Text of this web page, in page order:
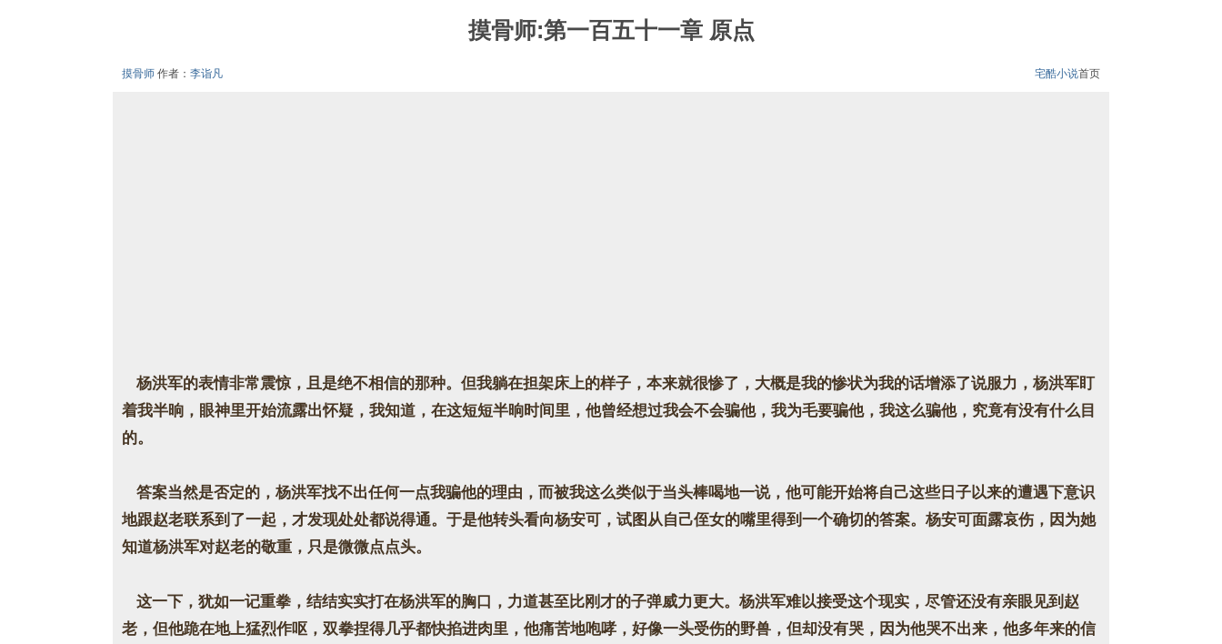
摸骨师:第一百五十一章 原点
宅酷小说首页
摸骨师 作者：李诣凡
杨洪军的表情非常震惊，且是绝不相信的那种。但我躺在担架床上的样子，本来就很惨了，大概是我的惨状为我的话增添了说服力，杨洪军盯
着我半晌，眼神里开始流露出怀疑，我知道，在这短短半晌时间里，他曾经想过我会不会骗他，我为毛要骗他，我这么骗他，究竟有没有什么目
的。
答案当然是否定的，杨洪军找不出任何一点我骗他的理由，而被我这么类似于当头棒喝地一说，他可能开始将自己这些日子以来的遭遇下意识
地跟赵老联系到了一起，才发现处处都说得通。于是他转头看向杨安可，试图从自己侄女的嘴里得到一个确切的答案。杨安可面露哀伤，因为她
知道杨洪军对赵老的敬重，只是微微点点头。
这一下，犹如一记重拳，结结实实打在杨洪军的胸口，力道甚至比刚才的子弹威力更大。杨洪军难以接受这个现实，尽管还没有亲眼见到赵
老，但他跪在地上猛烈作呕，双拳捏得几乎都快掐进肉里，他痛苦地咆哮，好像一头受伤的野兽，但却没有哭，因为他哭不出来，他多年来的信